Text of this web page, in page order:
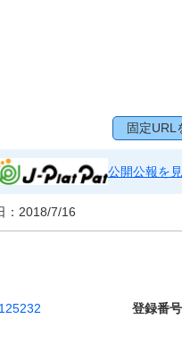
固定URL
公開公報を
2018/7/16
登録番号